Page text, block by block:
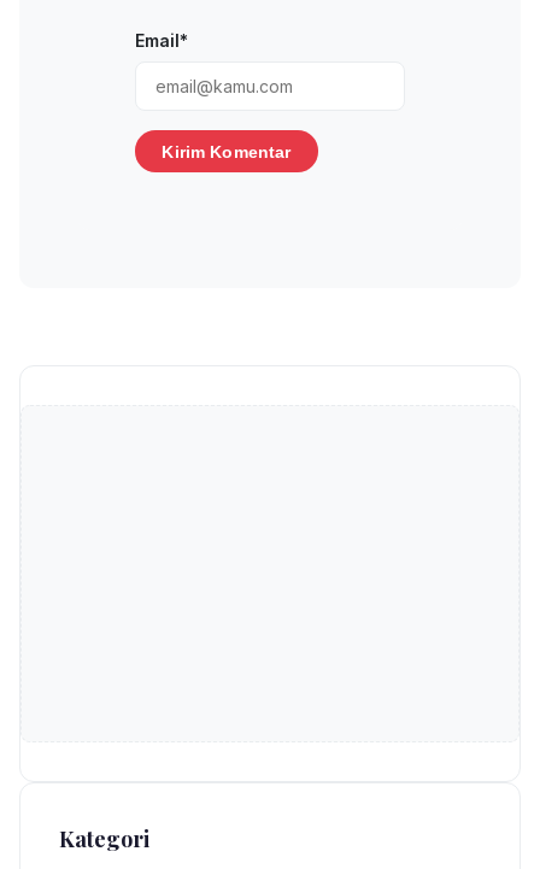
Email*
Kategori